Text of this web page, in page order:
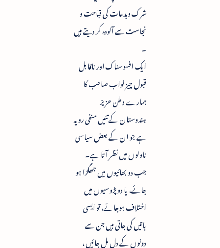
شرک وبدعات کی قباحت و
نجاست سے آلودہ کر دیتے ہیں
۔
ایک افسوسناک اور ناقابل
قبول چیز نواب صاحب کا
ہمارے وطن عزیز
ہندوستان کے تئیں منفی رویہ
ہے جو ان کے بعض سیاسی
ناولوں میں نظر آتا ہے۔
جب دو بھائیوں میں جھگڑا ہو
جائے، یا دو پڑوسیوں میں
اختلاف ہوجائے، تو ایسی
باتیں کی جاتی ہیں جن سے
دونوں کے دل مل جائیں ،